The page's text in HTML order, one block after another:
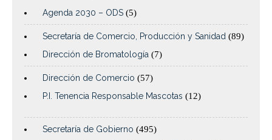
Agenda 2030 – ODS (5)
Secretaría de Comercio, Producción y Sanidad (89)
Dirección de Bromatología (7)
Dirección de Comercio (57)
P.I. Tenencia Responsable Mascotas (12)
Secretaría de Gobierno (495)